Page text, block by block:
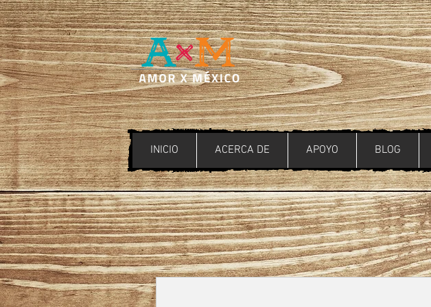
INICIO ACERCA DE APOYO BLOG